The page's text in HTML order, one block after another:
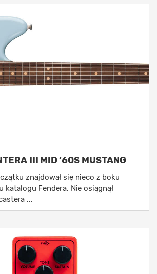
III MID ’60S MUSTANG
znajdował się nieco z boku
katalogu Fendera. Nie osiągnął
...